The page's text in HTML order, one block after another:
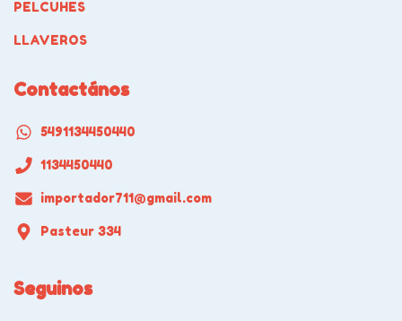
PELCUHES
LLAVEROS
Contactános
5491134450440
1134450440
importador711@gmail.com
Pasteur 334
Seguinos